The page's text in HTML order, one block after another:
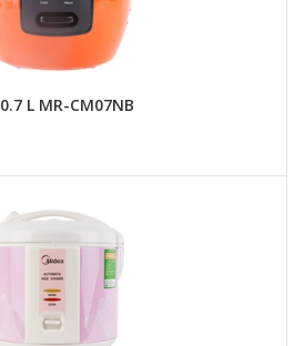
L MR-CM07NB